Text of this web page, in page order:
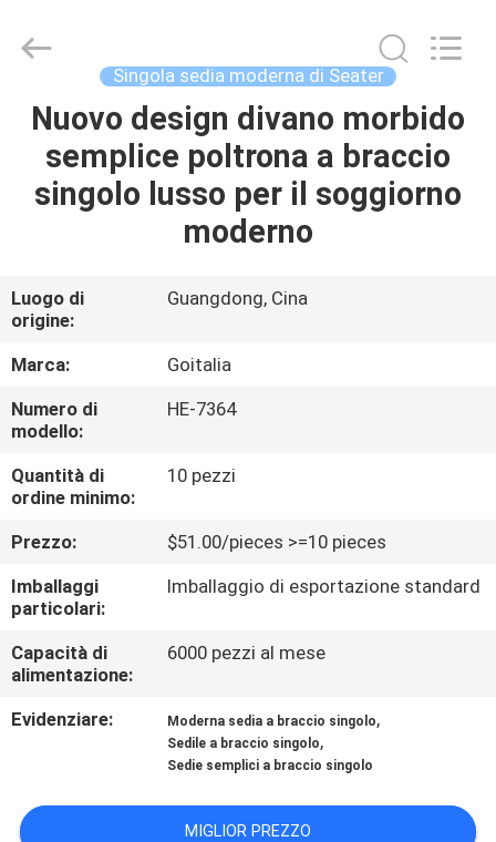
CASA
PRODOTTI
CIRCA
NOI
GIRO
DELLA
FABBRICA
CONTROLLO
DI
QUALITÀ
CONTATTO
UNITI
Furniture
Limited.
Singola sedia moderna di Seater
Nuovo design divano morbido
semplice poltrona a braccio
singolo lusso per il soggiorno
moderno
Luogo di
origine:
Guangdong, Cina
Marca:
Goitalia
Numero di
modello:
HE-7364
Quantità di
ordine minimo:
10 pezzi
Prezzo:
$51.00/pieces >=10 pieces
Imballaggi
particolari:
Imballaggio di esportazione standard
Capacità di
alimentazione:
6000 pezzi al mese
Evidenziare: Moderna sedia a braccio singolo,
Sedile a braccio singolo,
Sedie semplici a braccio singolo
MIGLIOR PREZZO